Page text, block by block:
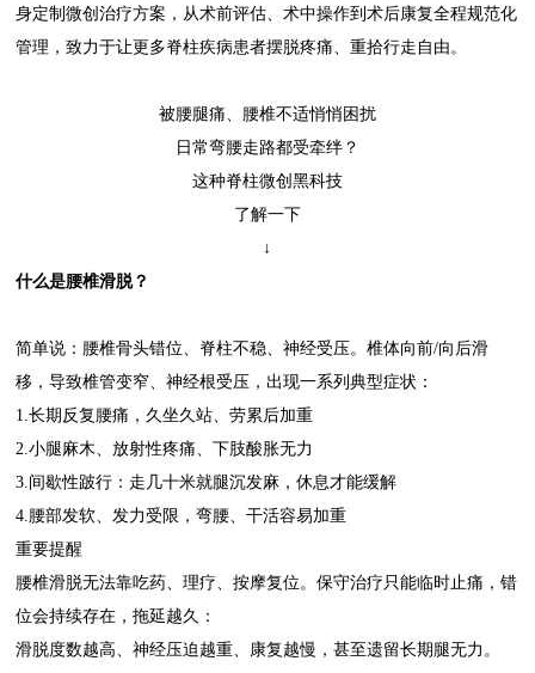
身定制微创治疗方案，从术前评估、术中操作到术后康复全程规范化
管理，致力于让更多脊柱疾病患者摆脱疼痛、重拾行走自由。
被腰腿痛、腰椎不适悄悄困扰
日常弯腰走路都受牵绊？
这种脊柱微创黑科技
了解一下
↓
什么是腰椎滑脱？
简单说：腰椎骨头错位、脊柱不稳、神经受压。椎体向前/向后滑
移，导致椎管变窄、神经根受压，出现一系列典型症状：
1.长期反复腰痛，久坐久站、劳累后加重
2.小腿麻木、放射性疼痛、下肢酸胀无力
3.间歇性跛行：走几十米就腿沉发麻，休息才能缓解
4.腰部发软、发力受限，弯腰、干活容易加重
重要提醒
腰椎滑脱无法靠吃药、理疗、按摩复位。保守治疗只能临时止痛，错
位会持续存在，拖延越久：
滑脱度数越高、神经压迫越重、康复越慢，甚至遗留长期腿无力。